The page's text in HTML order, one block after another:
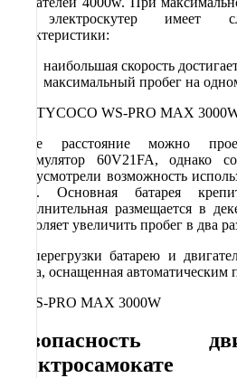
кг электроскутер имеет
характеристики:
наибольшая скорость
максимальный пробег на
Такое расстояние можно
аккумулятор 60V21FA, однако
предусмотрели возможность
АКБ. Основная батарея
дополнительная размещается в
позволяет увеличить пробег в два
От перегрузки батарею и
плата, оснащенная автоматическим
Безопасность
электросамокате